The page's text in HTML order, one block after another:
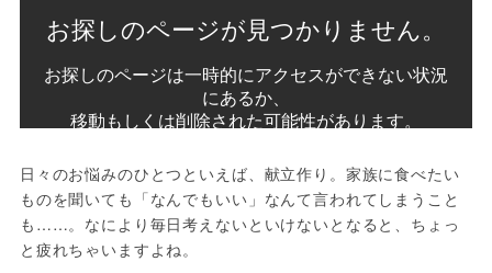
日々のお悩みのひとつといえば、献立作り。家族に食べたい
ものを聞いても「なんでもいい」なんて言われてしまうこと
も……。なにより毎日考えないといけないとなると、ちょっ
と疲れちゃいますよね。